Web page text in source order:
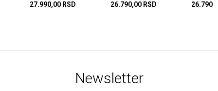
27.990,00 RSD 26.790,00 RSD
Newsletter